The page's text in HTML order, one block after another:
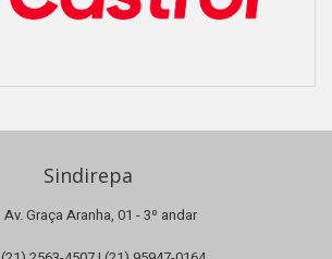
Sindirepa
Av. Graça Aranha, 01 - 3º andar